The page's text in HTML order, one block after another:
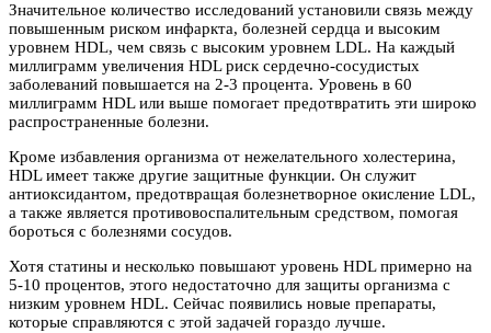
Значительное количество исследований установили связь между
повышенным риском инфаркта, болезней сердца и высоким
уровнем HDL, чем связь с высоким уровнем LDL. На каждый
миллиграмм увеличения HDL риск сердечно-сосудистых
заболеваний повышается на 2-3 процента. Уровень в 60
миллиграмм HDL или выше помогает предотвратить эти широко
распространенные болезни.
Кроме избавления организма от нежелательного холестерина,
HDL имеет также другие защитные функции. Он служит
антиоксидантом, предотвращая болезнетворное окисление LDL,
а также является противовоспалительным средством, помогая
бороться с болезнями сосудов.
Хотя статины и несколько повышают уровень HDL примерно на
5-10 процентов, этого недостаточно для защиты организма с
низким уровнем HDL. Сейчас появились новые препараты,
которые справляются с этой задачей гораздо лучше.